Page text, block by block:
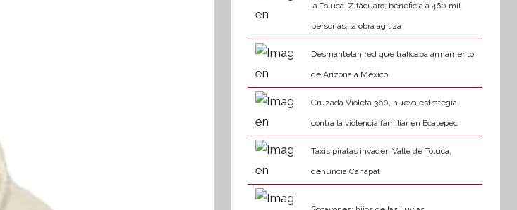
la Toluca-Zitácuaro; beneficia a 460 mil
personas: la obra agiliza
Desmantelan red que traficaba armamento
de Arizona a México
Cruzada Violeta 360, nueva estrategia
contra la violencia familiar en Ecatepec
Taxis piratas invaden Valle de Toluca,
denuncia Canapat